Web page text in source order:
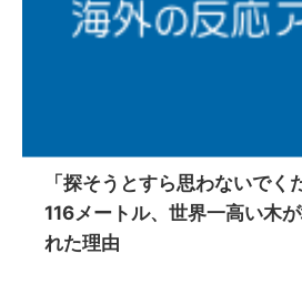
「探そうとすら思わないでく
116メートル、世界一高い木
れた理由